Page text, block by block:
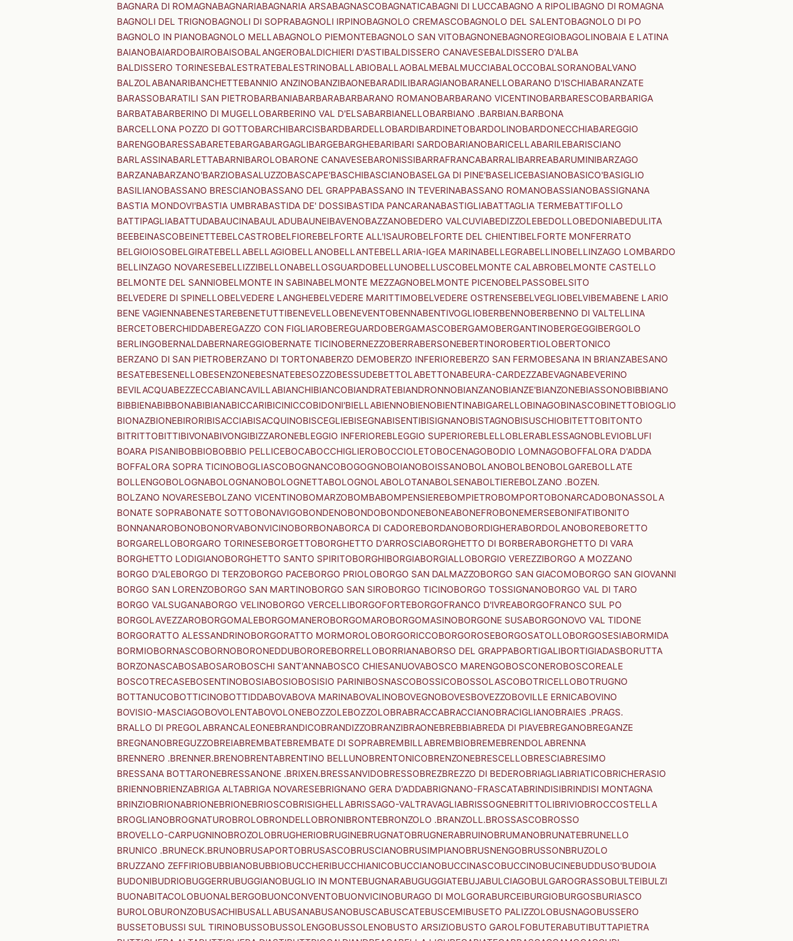
BAGNARA DI ROMAGNABAGNARIABAGNARIA ARSABAGNASCOBAGNATICABAGNI DI LUCCABAGNO A RIPOLIBAGNO DI ROMAGNA
BAGNOLI DEL TRIGNOBAGNOLI DI SOPRABAGNOLI IRPINOBAGNOLO CREMASCOBAGNOLO DEL SALENTOBAGNOLO DI PO
BAGNOLO IN PIANOBAGNOLO MELLABAGNOLO PIEMONTEBAGNOLO SAN VITOBAGNONEBAGNOREGIOBAGOLINOBAIA E LATINA
BAIANOBAIARDOBAIROBAISOBALANGEROBALDICHIERI D'ASTIBALDISSERO CANAVESEBALDISSERO D'ALBA
BALDISSERO TORINESEBALESTRATEBALESTRINOBALLABIOBALLAOBALMEBALMUCCIABALOCCOBALSORANOBALVANO
BALZOLABANARIBANCHETTEBANNIO ANZINOBANZIBAONEBARADILIBARAGIANOBARANELLOBARANO D'ISCHIABARANZATE
BARASSOBARATILI SAN PIETROBARBANIABARBARABARBARANO ROMANOBARBARANO VICENTINOBARBARESCOBARBARIGA
BARBATABARBERINO DI MUGELLOBARBERINO VAL D'ELSABARBIANELLOBARBIANO .BARBIAN.BARBONA
BARCELLONA POZZO DI GOTTOBARCHIBARCISBARDBARDELLOBARDIBARDINETOBARDOLINOBARDONECCHIABAREGGIO
BARENGOBARESSABARETEBARGABARGAGLIBARGEBARGHEBARIBARI SARDOBARIANOBARICELLABARILEBARISCIANO
BARLASSINABARLETTABARNIBAROLOBARONE CANAVESEBARONISSIBARRAFRANCABARRALIBARREABARUMINIBARZAGO
BARZANABARZANO'BARZIOBASALUZZOBASCAPE'BASCHIBASCIANOBASELGA DI PINE'BASELICEBASIANOBASICO'BASIGLIO
BASILIANOBASSANO BRESCIANOBASSANO DEL GRAPPABASSANO IN TEVERINABASSANO ROMANOBASSIANOBASSIGNANA
BASTIA MONDOVI'BASTIA UMBRABASTIDA DE' DOSSIBASTIDA PANCARANABASTIGLIABATTAGLIA TERMEBATTIFOLLO
BATTIPAGLIABATTUDABAUCINABAULADUBAUNEIBAVENOBAZZANOBEDERO VALCUVIABEDIZZOLEBEDOLLOBEDONIABEDULITA
BEEBEINASCOBEINETTEBELCASTROBELFIOREBELFORTE ALL'ISAUROBELFORTE DEL CHIENTIBELFORTE MONFERRATO
BELGIOIOSOBELGIRATEBELLABELLAGIOBELLANOBELLANTEBELLARIA-IGEA MARINABELLEGRABELLINOBELLINZAGO LOMBARDO
BELLINZAGO NOVARESEBELLIZZIBELLONABELLOSGUARDOBELLUNOBELLUSCOBELMONTE CALABROBELMONTE CASTELLO
BELMONTE DEL SANNIOBELMONTE IN SABINABELMONTE MEZZAGNOBELMONTE PICENOBELPASSOBELSITO
BELVEDERE DI SPINELLOBELVEDERE LANGHEBELVEDERE MARITTIMOBELVEDERE OSTRENSEBELVEGLIOBELVIBEMABENE LARIO
BENE VAGIENNABENESTAREBENETUTTIBENEVELLOBENEVENTOBENNABENTIVOGLIOBERBENNOBERBENNO DI VALTELLINA
BERCETOBERCHIDDABEREGAZZO CON FIGLIAROBEREGUARDOBERGAMASCOBERGAMOBERGANTINOBERGEGGIBERGOLO
BERLINGOBERNALDABERNAREGGIOBERNATE TICINOBERNEZZOBERRABERSONEBERTINOROBERTIOLOBERTONICO
BERZANO DI SAN PIETROBERZANO DI TORTONABERZO DEMOBERZO INFERIOREBERZO SAN FERMOBESANA IN BRIANZABESANO
BESATEBESENELLOBESENZONEBESNATEBESOZZOBESSUDEBETTOLABETTONABEURA-CARDEZZABEVAGNABEVERINO
BEVILACQUABEZZECCABIANCAVILLABIANCHIBIANCOBIANDRATEBIANDRONNOBIANZANOBIANZE'BIANZONEBIASSONOBIBBIANO
BIBBIENABIBBONABIBIANABICCARIBICINICCOBIDONI'BIELLABIENNOBIENOBIENTINABIGARELLOBINAGOBINASCOBINETTOBIOGLIO
BIONAZBIONEBIRORIBISACCIABISACQUINOBISCEGLIEBISEGNABISENTIBISIGNANOBISTAGNOBISUSCHIOBITETTOBITONTO
BITRITTOBITTIBIVONABIVONGIBIZZARONEBLEGGIO INFERIOREBLEGGIO SUPERIOREBLELLOBLERABLESSAGNOBLEVIOBLUFI
BOARA PISANIBOBBIOBOBBIO PELLICEBOCABOCCHIGLIEROBOCCIOLETOBOCENAGOBODIO LOMNAGOBOFFALORA D'ADDA
BOFFALORA SOPRA TICINOBOGLIASCOBOGNANCOBOGOGNOBOIANOBOISSANOBOLANOBOLBENOBOLGAREBOLLATE
BOLLENGOBOLOGNABOLOGNANOBOLOGNETTABOLOGNOLABOLOTANABOLSENABOLTIEREBOLZANO .BOZEN.
BOLZANO NOVARESEBOLZANO VICENTINOBOMARZOBOMBABOMPENSIEREBOMPIETROBOMPORTOBONARCADOBONASSOLA
BONATE SOPRABONATE SOTTOBONAVIGOBONDENOBONDOBONDONEBONEABONEFROBONEMERSEBONIFATIBONITO
BONNANAROBONOBONORVABONVICINOBORBONABORCA DI CADOREBORDANOBORDIGHERABORDOLANOBOREBORETTO
BORGARELLOBORGARO TORINESEBORGETTOBORGHETTO D'ARROSCIABORGHETTO DI BORBERABORGHETTO DI VARA
BORGHETTO LODIGIANOBORGHETTO SANTO SPIRITOBORGHIBORGIABORGIALLOBORGIO VEREZZIBORGO A MOZZANO
BORGO D'ALEBORGO DI TERZOBORGO PACEBORGO PRIOLOBORGO SAN DALMAZZOBORGO SAN GIACOMOBORGO SAN GIOVANNI
BORGO SAN LORENZOBORGO SAN MARTINOBORGO SAN SIROBORGO TICINOBORGO TOSSIGNANOBORGO VAL DI TARO
BORGO VALSUGANABORGO VELINOBORGO VERCELLIBORGOFORTEBORGOFRANCO D'IVREABORGOFRANCO SUL PO
BORGOLAVEZZAROBORGOMALEBORGOMANEROBORGOMAROBORGOMASINOBORGONE SUSABORGONOVO VAL TIDONE
BORGORATTO ALESSANDRINOBORGORATTO MORMOROLOBORGORICCOBORGOROSEBORGOSATOLLOBORGOSESIABORMIDA
BORMIOBORNASCOBORNOBORONEDDUBOROREBORRELLOBORRIANABORSO DEL GRAPPABORTIGALIBORTIGIADASBORUTTA
BORZONASCABOSABOSAROBOSCHI SANT'ANNABOSCO CHIESANUOVABOSCO MARENGOBOSCONEROBOSCOREALE
BOSCOTRECASEBOSENTINOBOSIABOSIOBOSISIO PARINIBOSNASCOBOSSICOBOSSOLASCOBOTRICELLOBOTRUGNO
BOTTANUCOBOTTICINOBOTTIDDABOVABOVA MARINABOVALINOBOVEGNOBOVESBOVEZZOBOVILLE ERNICABOVINO
BOVISIO-MASCIAGOBOVOLENTABOVOLONEBOZZOLEBOZZOLOBRABRACCABRACCIANOBRACIGLIANOBRAIES .PRAGS.
BRALLO DI PREGOLABRANCALEONEBRANDICOBRANDIZZOBRANZIBRAONEBREBBIABREDA DI PIAVEBREGANOBREGANZE
BREGNANOBREGUZZOBREIABREMBATEBREMBATE DI SOPRABREMBILLABREMBIOBREMEBRENDOLABRENNA
BRENNERO .BRENNER.BRENOBRENTABRENTINO BELLUNOBRENTONICOBRENZONEBRESCELLOBRESCIABRESIMO
BRESSANA BOTTARONEBRESSANONE .BRIXEN.BRESSANVIDOBRESSOBREZBREZZO DI BEDEROBRIAGLIABRIATICOBRICHERASIO
BRIENNOBRIENZABRIGA ALTABRIGA NOVARESEBRIGNANO GERA D'ADDABRIGNANO-FRASCATABRINDISIBRINDISI MONTAGNA
BRINZIOBRIONABRIONEBRIONEBRIOSCOBRISIGHELLABRISSAGO-VALTRAVAGLIABRISSOGNEBRITTOLIBRIVIOBROCCOSTELLA
BROGLIANOBROGNATUROBROLOBRONDELLOBRONIBRONTEBRONZOLO .BRANZOLL.BROSSASCOBROSSO
BROVELLO-CARPUGNINOBROZOLOBRUGHERIOBRUGINEBRUGNATOBRUGNERABRUINOBRUMANOBRUNATEBRUNELLO
BRUNICO .BRUNECK.BRUNOBRUSAPORTOBRUSASCOBRUSCIANOBRUSIMPIANOBRUSNENGOBRUSSONBRUZOLO
BRUZZANO ZEFFIRIOBUBBIANOBUBBIOBUCCHERIBUCCHIANICOBUCCIANOBUCCINASCOBUCCINOBUCINEBUDDUSO'BUDOIA
BUDONIBUDRIOBUGGERRUBUGGIANOBUGLIO IN MONTEBUGNARABUGUGGIATEBUJABULCIAGOBULGAROGRASSOBULTEIBULZI
BUONABITACOLOBUONALBERGOBUONCONVENTOBUONVICINOBURAGO DI MOLGORABURCEIBURGIOBURGOSBURIASCO
BUROLOBURONZOBUSACHIBUSALLABUSANABUSANOBUSCABUSCATEBUSCEMIBUSETO PALIZZOLOBUSNAGOBUSSERO
BUSSETOBUSSI SUL TIRINOBUSSOBUSSOLENGOBUSSOLENOBUSTO ARSIZIOBUSTO GAROLFOBUTERABUTIBUTTAPIETRA